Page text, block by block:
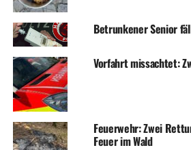
Betrunkener Senior
Vorfahrt missachtet:
Feuerwehr: Zwei
Feuer im Wald